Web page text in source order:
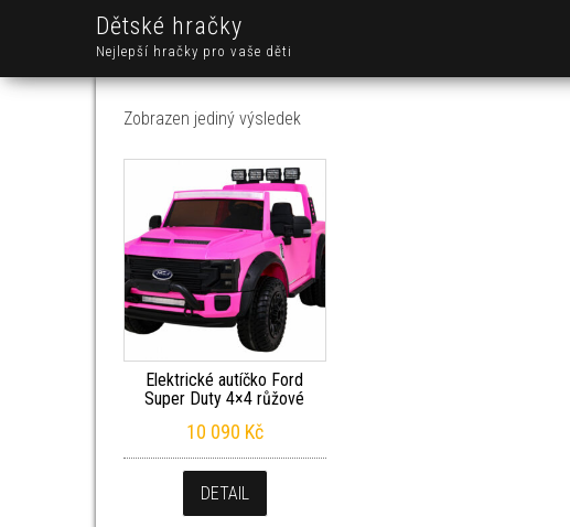
Dětské hračky
Nejlepší hračky pro vaše děti
Zobrazen jediný výsledek
Elektrické autíčko Ford
Super Duty 4×4 růžové
10 090 Kč
DETAIL